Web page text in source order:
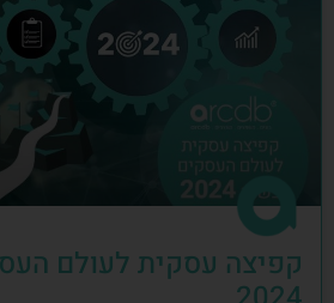
קפיצה עסקית לעולם